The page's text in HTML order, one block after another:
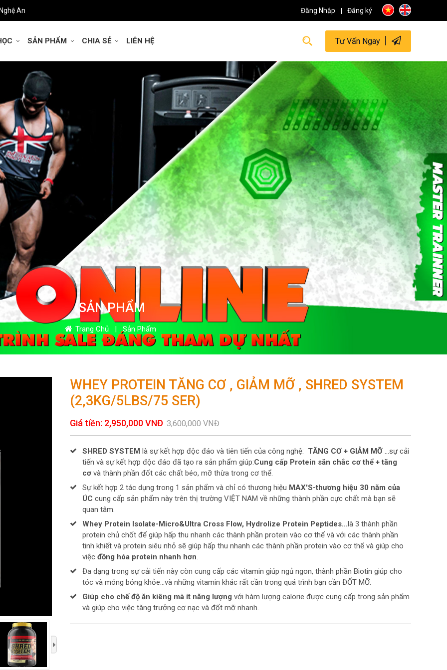
An Đăng Nhập Đăng ký
SẢN PHẨM CHIA SẺ LIÊN HỆ Tư Vấn Ngay
SẢN PHẨM
Trang Chủ | Sản Phẩm
›
WHEY PROTEIN TĂNG CƠ , GIẢM MỠ , SHRED SYSTEM
(2,3KG/5LBS/75 SER)
Giá tiền: 2,950,000VNĐ 3,600,000VNĐ
SHRED SYSTEM là sự kết hợp độc đáo và tiên tiến của công nghệ: TĂNG CƠ + GIẢM MỠ ...sự cải
tiến và sự kết hợp độc đáo đã tạo ra sản phẩm giúp:Cung cấp Protein săn chắc cơ thể + tăng
cơ và thành phần đốt các chất béo, mỡ thừa trong cơ thể.
Sự kết hợp 2 tác dụng trong 1 sản phẩm và chỉ có thương hiệu MAX'S-thương hiệu 30 năm của
ÚC cung cấp sản phẩm này trên thị trường VIỆT NAM về những thành phần cực chất mà bạn sẽ
quan tâm.
Whey Protein Isolate-Micro&Ultra Cross Flow, Hydrolize Protein Peptides...là 3 thành phần
protein chủ chốt để giúp hấp thu nhanh các thành phần protein vào cơ thể và với các thành phần
tinh khiết và protein siêu nhỏ sẽ giúp hấp thu nhanh các thành phần protein vào cơ thể và giúp cho
việc đồng hóa protein nhanh hơn.
Đa dạng trong sự cải tiến này còn cung cấp các vitamin giúp ngủ ngon, thành phần Biotin giúp cho
tóc và móng bóng khỏe...và những vitamin khác rất cần trong quá trình bạn cần ĐỐT MỠ.
Giúp cho chế độ ăn kiêng mà ít năng lượng với hàm lượng calorie được cung cấp trong sản phẩm
và giúp cho việc tăng trưởng cơ nạc và đốt mỡ nhanh.